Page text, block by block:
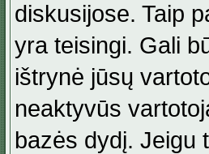
diskusijose. Taip
yra teisingi. Gali
ištrynė jūsų
neaktyvūs
bazės dydį. Jeigu